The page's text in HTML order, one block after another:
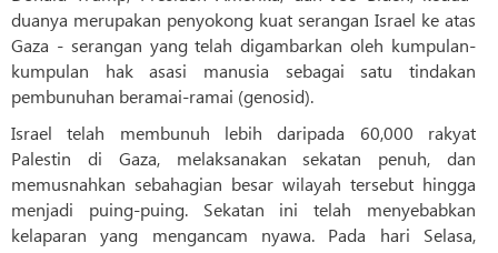
duanya merupakan penyokong kuat serangan Israel ke atas
Gaza - serangan yang telah digambarkan oleh kumpulan-
kumpulan hak asasi manusia sebagai satu tindakan
pembunuhan beramai-ramai (genosid).
Israel telah membunuh lebih daripada 60,000 rakyat
Palestin di Gaza, melaksanakan sekatan penuh, dan
memusnahkan sebahagian besar wilayah tersebut hingga
menjadi puing-puing. Sekatan ini telah menyebabkan
kelaparan yang mengancam nyawa. Pada hari Selasa,